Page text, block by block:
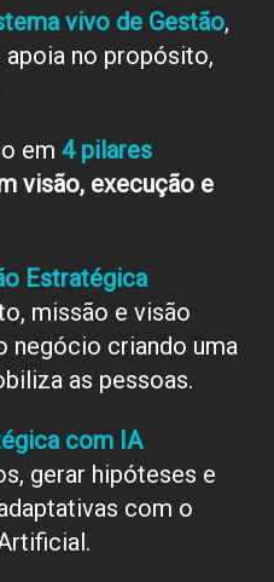
vivo de Gestão,
no propósito,
em 4 pilares
visão, execução e
Estratégica
missão e visão
negócio criando uma
as pessoas.
com IA
gerar hipóteses e
com o